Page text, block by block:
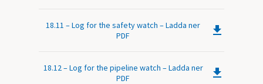
18.11 – Log for the safety watch – Ladda ner
PDF
18.12 – Log for the pipeline watch – Ladda ner
PDF